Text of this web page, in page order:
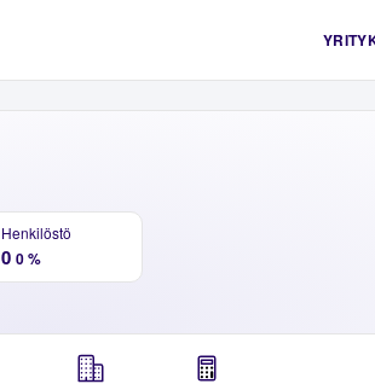
Henkilöstö
0 0 %